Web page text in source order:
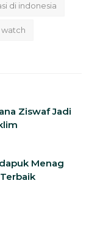
di indonesia
Ziswaf Jadi
Menag